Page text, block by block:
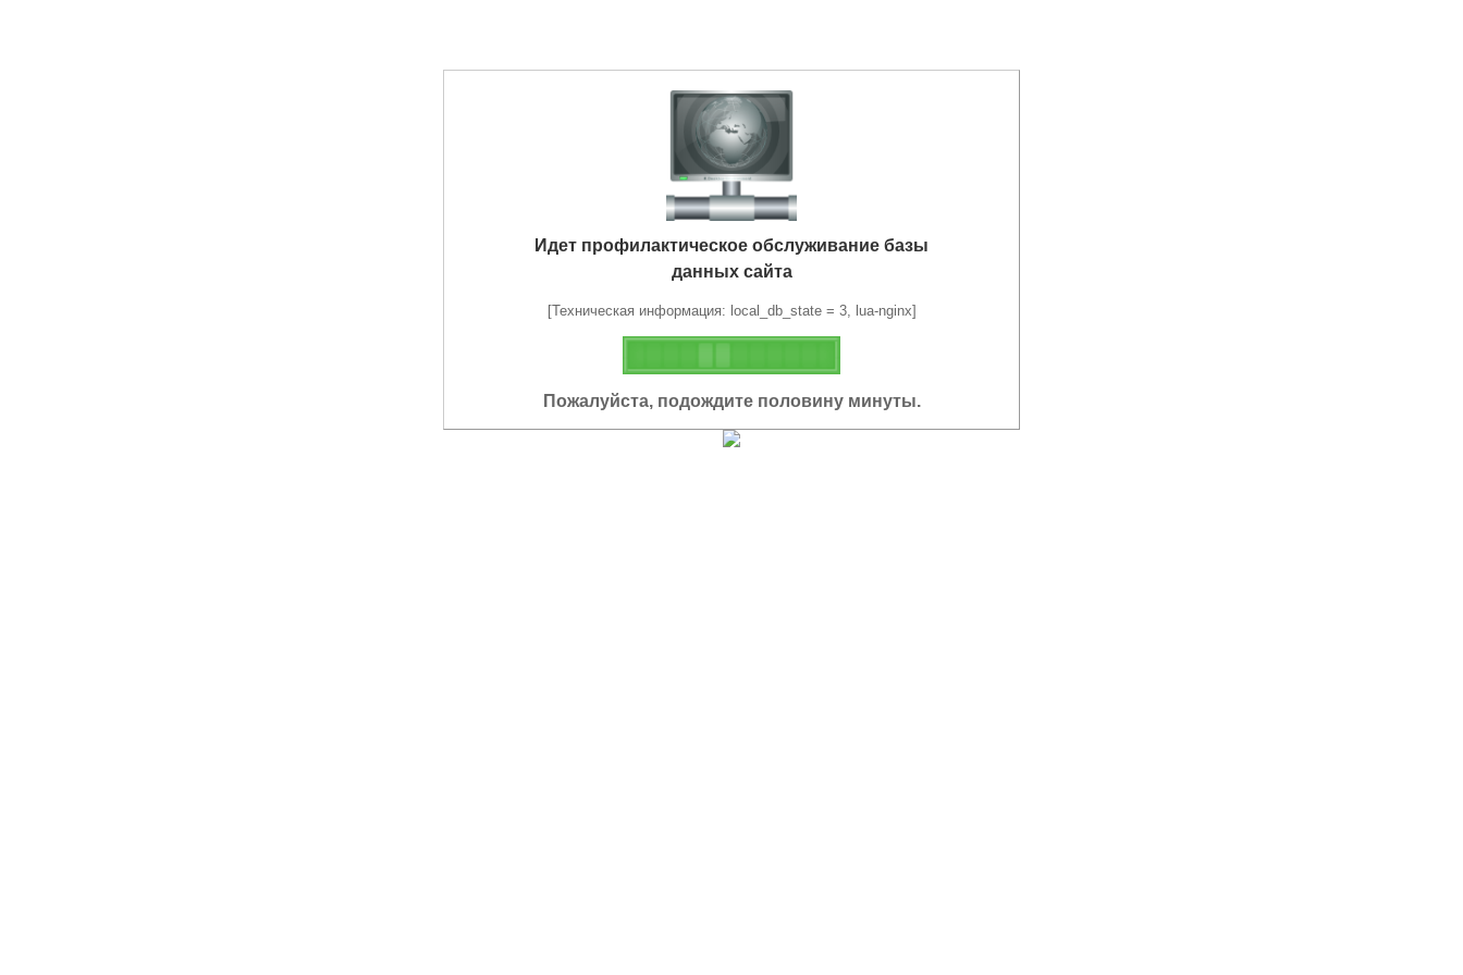
Идет профилактическое обслуживание базы
данных сайта
[Техническая информация: local_db_state = 3, lua-nginx]
Пожалуйста, подождите половину минуты.